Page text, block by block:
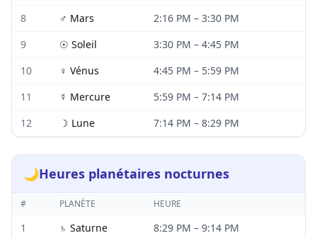
8
♂ Mars 2:16 PM – 3:30 PM
9
☉ Soleil 3:30 PM – 4:45 PM
10
♀ Vénus 4:45 PM – 5:59 PM
11
☿ Mercure 5:59 PM – 7:14 PM
12
☽ Lune 7:14 PM – 8:29 PM
🌙Heures planétaires nocturnes
# PLANÈTE HEURE
1 ♄ Saturne 8:29 PM – 9:14 PM